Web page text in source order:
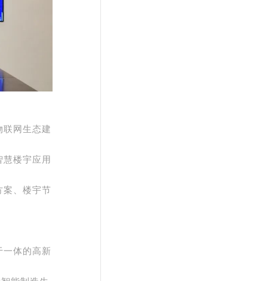
网生态建
楼宇应用
、楼宇节
体的高新